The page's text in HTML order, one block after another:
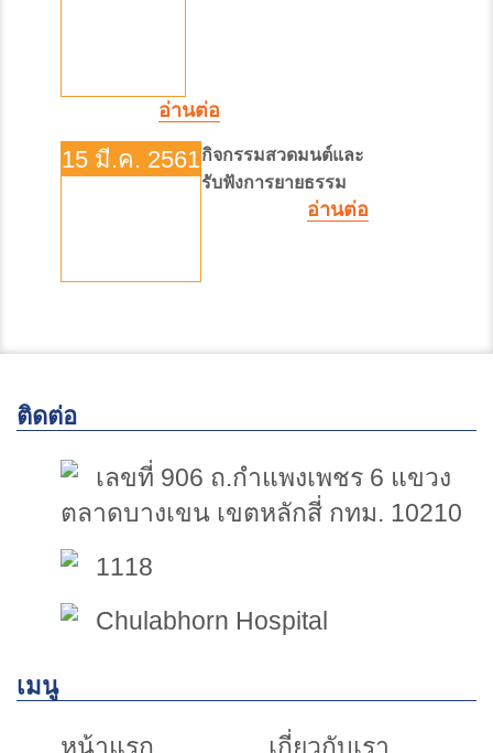
อ่านต่อ
15 มี.ค. 2561กิจกรรมสวดมนต์และ
รับฟังการยายธรรม
อ่านต่อ
ติดต่อ
เลขที่ 906 ถ.กำแพงเพชร 6 แขวง
ตลาดบางเขน เขตหลักสี่ กทม. 10210
1118
Chulabhorn Hospital
เมนู
หน้าแรก เกี่ยวกับเรา